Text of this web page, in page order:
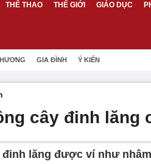
THỂ THAO THẾ GIỚI GIÁO DỤC
GIA ĐÌNH Ý KIẾN
cây đinh lăng
đinh lăng được ví như